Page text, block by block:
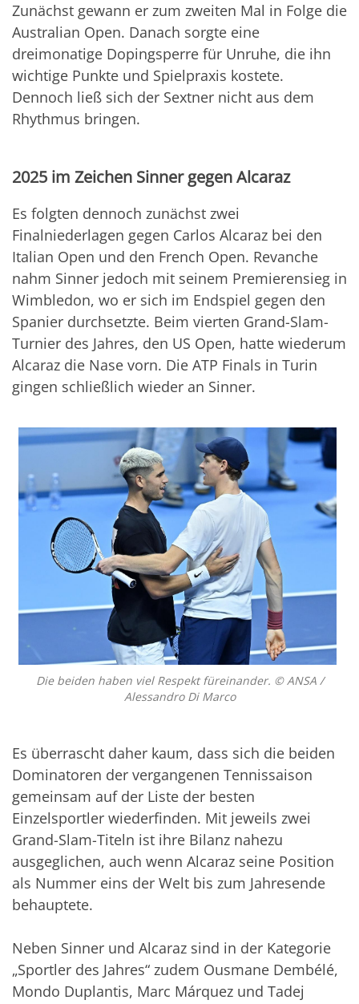
Zunächst gewann er zum zweiten Mal in Folge die
Australian Open. Danach sorgte eine
dreimonatige Dopingsperre für Unruhe, die ihn
wichtige Punkte und Spielpraxis kostete.
Dennoch ließ sich der Sextner nicht aus dem
Rhythmus bringen.
2025 im Zeichen Sinner gegen Alcaraz
Es folgten dennoch zunächst zwei
Finalniederlagen gegen Carlos Alcaraz bei den
Italian Open und den French Open. Revanche
nahm Sinner jedoch mit seinem Premierensieg in
Wimbledon, wo er sich im Endspiel gegen den
Spanier durchsetzte. Beim vierten Grand-Slam-
Turnier des Jahres, den US Open, hatte wiederum
Alcaraz die Nase vorn. Die ATP Finals in Turin
gingen schließlich wieder an Sinner.
Die beiden haben viel Respekt füreinander. © ANSA /
Alessandro Di Marco
Es überrascht daher kaum, dass sich die beiden
Dominatoren der vergangenen Tennissaison
gemeinsam auf der Liste der besten
Einzelsportler wiederfinden. Mit jeweils zwei
Grand-Slam-Titeln ist ihre Bilanz nahezu
ausgeglichen, auch wenn Alcaraz seine Position
als Nummer eins der Welt bis zum Jahresende
behauptete.
Neben Sinner und Alcaraz sind in der Kategorie
„Sportler des Jahres“ zudem Ousmane Dembélé,
Mondo Duplantis, Marc Márquez und Tadej